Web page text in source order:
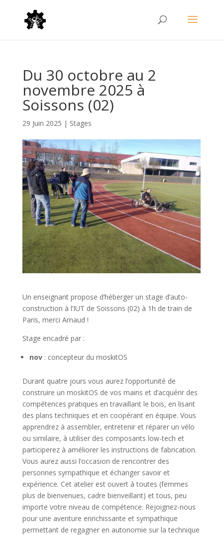
Du 30 octobre au 2
novembre 2025 à
Soissons (02)
29 Juin 2025 | Stages
Un enseignant propose d’héberger un stage d’auto-
construction à l’IUT de Soissons (02) à 1h de train de
Paris, merci Arnaud !
Stage encadré par :
nov: concepteur du moskitOS
Durant quatre jours vous aurez l’opportunité de
construire un moskitOS de vos mains et d’acquérir des
compétences pratiques en travaillant le bois, en lisant
des plans techniques et en coopérant en équipe. Vous
apprendrez à assembler, entretenir et réparer un vélo
ou similaire, à utiliser des composants low-tech et
participerez à améliorer les instructions de fabrication.
Vous aurez aussi l’occasion de rencontrer des
personnes sympathique et échanger savoir et
expérience. Cet atelier est ouvert à toutes (femmes
plus de bienvenues, cadre bienveillant) et tous, peu
importe votre niveau de compétence. Rejoignez-nous
pour une aventure enrichissante et sympathique
permettant de regagner en autonomie sur la technique